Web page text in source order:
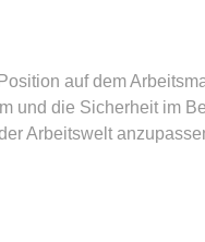
auf dem
und die Sicherheit im
Arbeitswelt